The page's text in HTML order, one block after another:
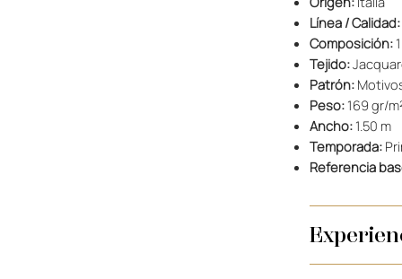
Línea / Calidad:
Composición:
Tejido:
Patrón:
Peso:169 gr/
Ancho:1.50 m
Temporada:
Referencia